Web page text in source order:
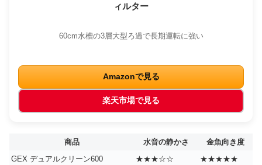
ィルター
60cm水槽の3層大型ろ過で長期運転に強い
Amazonで見る
楽天市場で見る
商品 水音の静かさ
金魚向き度
GEX デュアルクリーン600
★★★☆☆
★★★★★